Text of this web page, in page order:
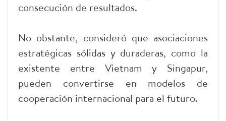
consecución de resultados.
No obstante, consideró que asociaciones
estratégicas sólidas y duraderas, como la
existente entre Vietnam y Singapur,
pueden convertirse en modelos de
cooperación internacional para el futuro.